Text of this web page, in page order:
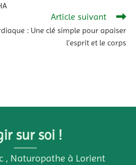
Article suivant
: Une clé simple pour apaiser
l’esprit et le corps
sur soi !
, Naturopathe à Lorient